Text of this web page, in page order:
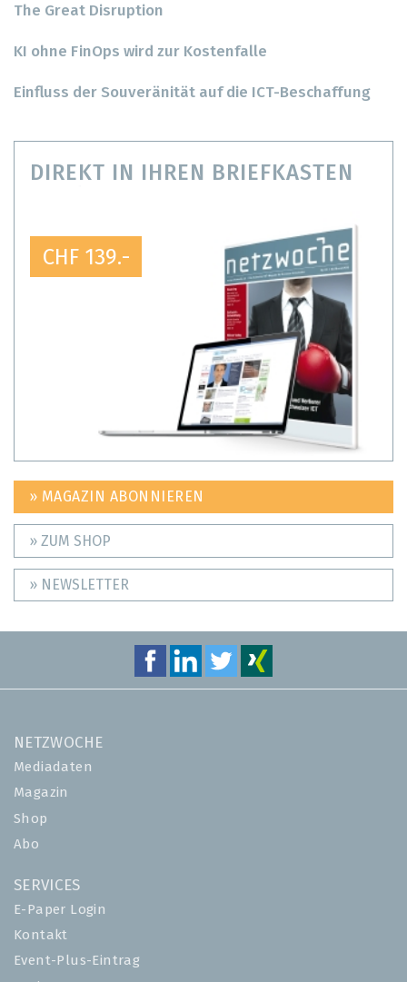
The Great Disruption
KI ohne FinOps wird zur Kostenfalle
Einfluss der Souveränität auf die ICT-Beschaffung
DIREKT IN IHREN BRIEFKASTEN
CHF 139.-
» MAGAZIN ABONNIEREN
» ZUM SHOP
» NEWSLETTER
NETZWOCHE
Mediadaten
Magazin
Shop
Abo
SERVICES
E-Paper Login
Kontakt
Event-Plus-Eintrag